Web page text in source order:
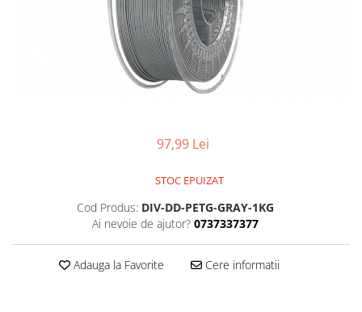
97,99 Lei
STOC EPUIZAT
Cod Produs: DIV-DD-PETG-GRAY-1KG
Ai nevoie de ajutor? 0737337377
Adauga la Favorite Cere informatii